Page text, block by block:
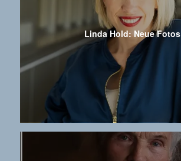
Linda Hold: Neue Fotos